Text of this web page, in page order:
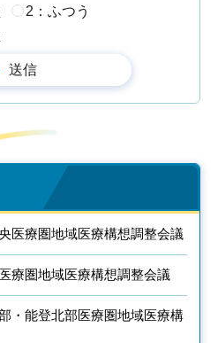
2：ふつう
医療圏地域医療構想調整会議
療圏地域医療構想調整会議
・能登北部医療圏地域医療構